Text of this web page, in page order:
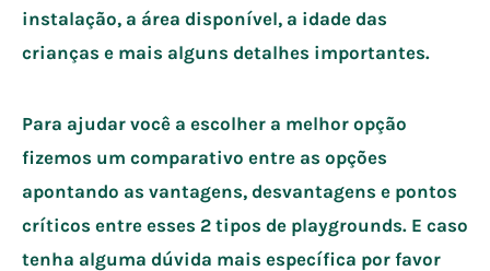
instalação, a área disponível, a idade das
crianças e mais alguns detalhes importantes.
Para ajudar você a escolher a melhor opção
fizemos um comparativo entre as opções
apontando as vantagens, desvantagens e pontos
críticos entre esses 2 tipos de playgrounds. E caso
tenha alguma dúvida mais específica por favor